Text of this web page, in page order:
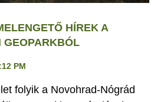
HÍREK A
GEOPARKBÓL
PM
folyik a Novohrad-Nógrád